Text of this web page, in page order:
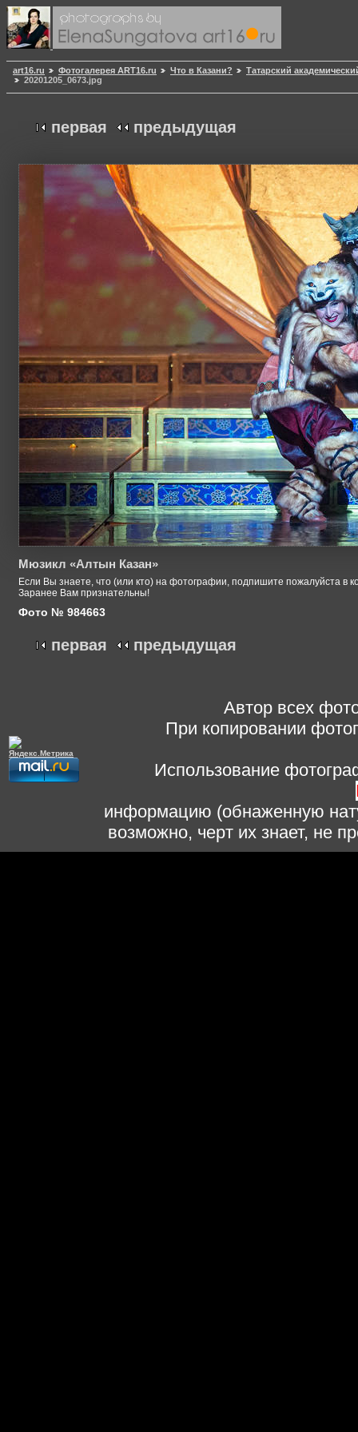
art16.ru Фотогалерея ART16.ru Что в Казани?
Татарский
20201205_0673.jpg
первая предыдущая
Мюзикл «Алтын Казан»
Если Вы знаете, что (или кто) на фотографии, подпишите пожалуйста в
Заранее Вам признательны!
Фото № 984663
первая предыдущая
Автор всех
При копировании
Использование
информацию (обнаженную
возможно, черт их знает, не